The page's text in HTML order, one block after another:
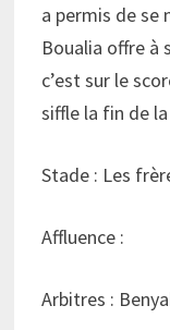
a permis de se
Boualia offre à
c’est sur le
siffle la fin de
Stade : Les
Affluence :
Arbitres :